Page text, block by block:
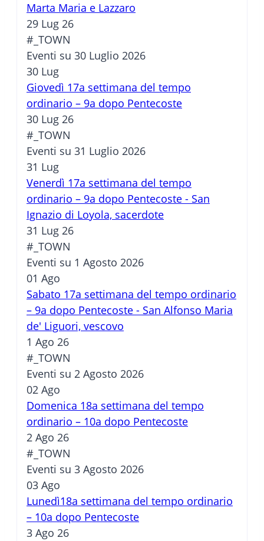
Marta Maria e Lazzaro
29 Lug 26
#_TOWN
Eventi su 30 Luglio 2026
30 Lug
Giovedì 17a settimana del tempo
ordinario – 9a dopo Pentecoste
30 Lug 26
#_TOWN
Eventi su 31 Luglio 2026
31 Lug
Venerdì 17a settimana del tempo
ordinario – 9a dopo Pentecoste - San
Ignazio di Loyola, sacerdote
31 Lug 26
#_TOWN
Eventi su 1 Agosto 2026
01 Ago
Sabato 17a settimana del tempo ordinario
– 9a dopo Pentecoste - San Alfonso Maria
de' Liguori, vescovo
1 Ago 26
#_TOWN
Eventi su 2 Agosto 2026
02 Ago
Domenica 18a settimana del tempo
ordinario – 10a dopo Pentecoste
2 Ago 26
#_TOWN
Eventi su 3 Agosto 2026
03 Ago
Lunedì18a settimana del tempo ordinario
– 10a dopo Pentecoste
3 Ago 26